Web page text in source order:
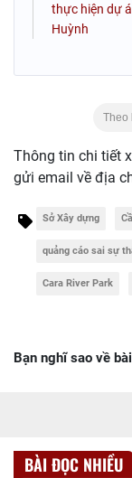
thực hiện dự
Huỳnh
Theo
Thông tin chi tiết
gửi email về địa
Sở Xây dựng
quảng cáo sai sự
Cara River Park
Bạn nghĩ sao về
BÀI ĐỌC NHIỀU